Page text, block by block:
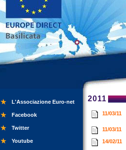
L'Associazione Euro-net
Facebook
Twitter
Youtube
2011
11/03/11
11/03/11
14/02/11